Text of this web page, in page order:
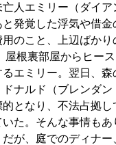
人エミリー（ダイ
発覚した浮気や借
用のこと、上辺ばか
屋根裏部屋からヒー
エミリー。翌日、
ドナルド（ブレンダ
となり、不法占拠
た。そんな事情も
が、庭でのディナ